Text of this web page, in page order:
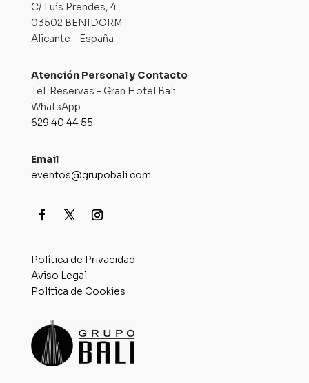
C/ Luís Prendes, 4
03502 BENIDORM
Alicante – España
Atención Personal y Contacto
Tel. Reservas – Gran Hotel Bali
WhatsApp
629 40 44 55
Email
eventos@grupobali.com
Política de Privacidad
Aviso Legal
Política de Cookies